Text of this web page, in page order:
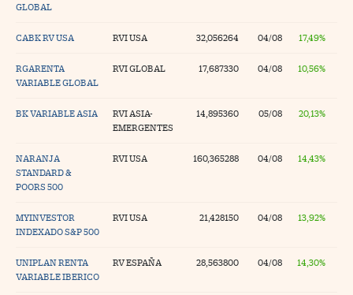
GLOBAL
CABK RV USA RVI USA 32,056264 04/08 17,49%
RGARENTA
VARIABLE GLOBAL
RVI GLOBAL 17,687330 04/08 10,56%
BK VARIABLE ASIA
RVI ASIA-
EMERGENTES
14,895360 05/08 20,13%
NARANJA
STANDARD &
POORS 500
RVI USA 160,365288 04/08 14,43%
MYINVESTOR
INDEXADO S&P 500
RVI USA 21,428150 04/08 13,92%
UNIPLAN RENTA
VARIABLE IBERICO
RV ESPAÑA 28,563800 04/08 14,30%